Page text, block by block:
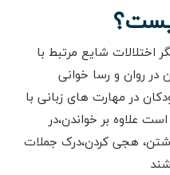
اختلالات شایع مرتبط با
در روان و رسا خوانی
در مهارت های زبانی با
علاوه بر خواندن،در
هجی کردن،درک جملات